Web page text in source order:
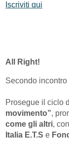
Iscriviti qui
All Right!
Secondo incontro
Prosegue il ciclo
movimento”,
come gli altri,
Italia E.T.S e